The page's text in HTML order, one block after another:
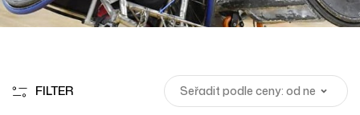
FILTER